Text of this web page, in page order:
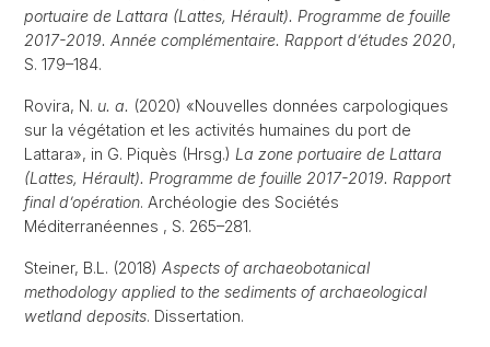
portuaire de Lattara (Lattes, Hérault). Programme de fouille
2017-2019. Année complémentaire. Rapport d’études 2020,
S. 179–184.
Rovira, N. u. a. (2020) «Nouvelles données carpologiques
sur la végétation et les activités humaines du port de
Lattara», in G. Piquès (Hrsg.) La zone portuaire de Lattara
(Lattes, Hérault). Programme de fouille 2017-2019. Rapport
final d’opération. Archéologie des Sociétés
Méditerranéennes , S. 265–281.
Steiner, B.L. (2018) Aspects of archaeobotanical
methodology applied to the sediments of archaeological
wetland deposits. Dissertation.